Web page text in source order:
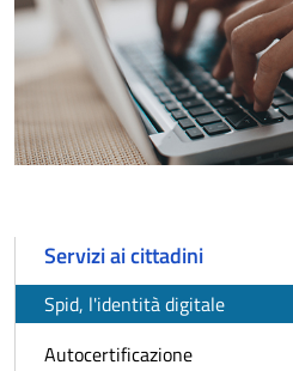
Servizi ai cittadini
Spid, l'identità digitale
Autocertificazione